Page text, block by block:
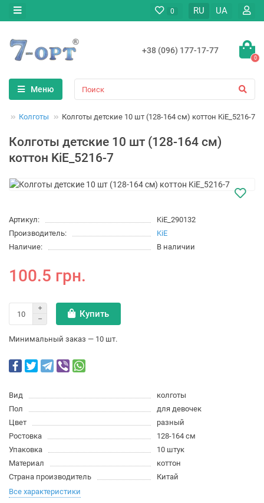
0 RU UA
+38 (096) 177-17-77
0
Меню
Колготы Колготы детские 10 шт (128-164 см) коттон KiE_5216-7
Колготы детские 10 шт (128-164 см)
коттон KiE_5216-7
Артикул:
KiE_290132
Производитель:
KiE
Наличие:
В наличии
100.5 грн.
Купить
Минимальный заказ — 10 шт.
Вид
колготы
Пол
для девочек
Цвет
разный
Ростовка
128-164 см
Упаковка
10 штук
Материал
коттон
Страна производитель
Китай
Все характеристики